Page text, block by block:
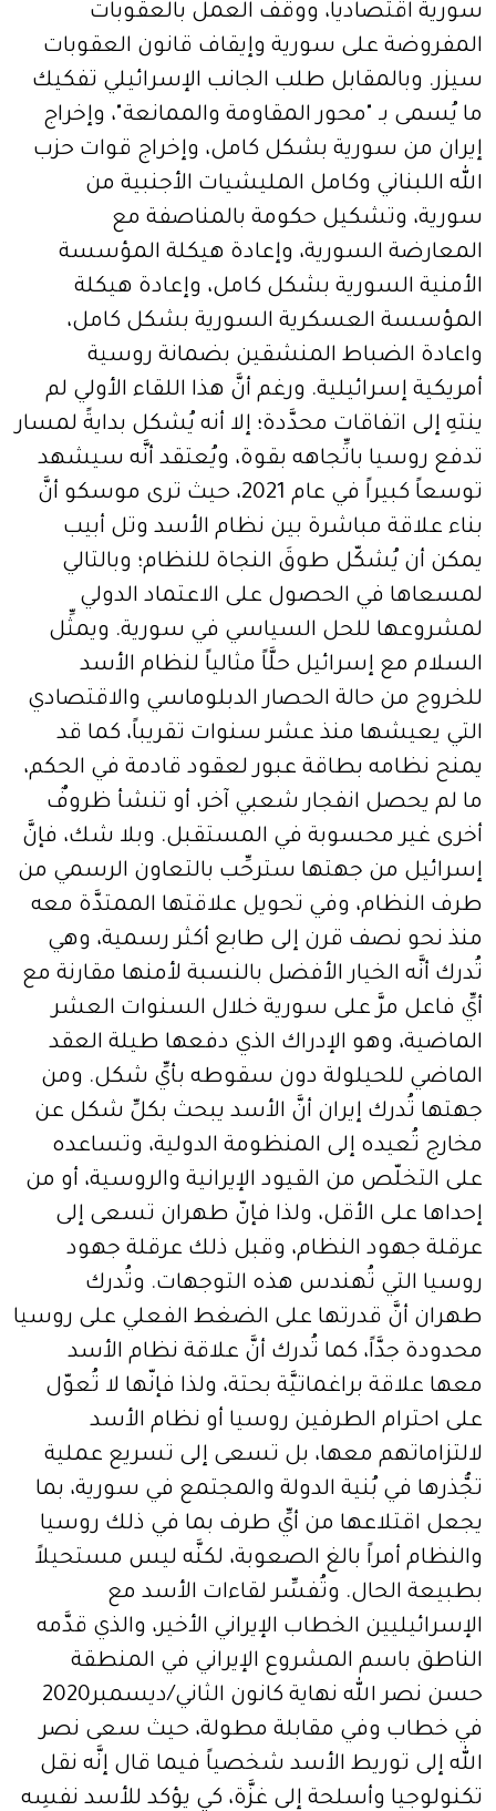
سورية اقتصادياً، ووقف العمل بالعقوبات
المفروضة على سورية وإيقاف قانون العقوبات
سيزر. وبالمقابل طلب الجانب الإسرائيلي تفكيك
ما يُسمى بـ "محور المقاومة والممانعة"، وإخراج
إيران من سورية بشكل كامل، وإخراج قوات حزب
الله اللبناني وكامل المليشيات الأجنبية من
سورية، وتشكيل حكومة بالمناصفة مع
المعارضة السورية، وإعادة هيكلة المؤسسة
الأمنية السورية بشكل كامل، وإعادة هيكلة
المؤسسة العسكرية السورية بشكل كامل،
واعادة الضباط المنشقين بضمانة روسية
أمريكية إسرائيلية. ورغم أنَّ هذا اللقاء الأولي لم
ينتهِ إلى اتفاقات محدَّدة؛ إلا أنه يُشكل بدايةً لمسار
تدفع روسيا باتِّجاهه بقوة، ويُعتقد أنَّه سيشهد
توسعاً كبيراً في عام 2021، حيث ترى موسكو أنَّ
بناء علاقة مباشرة بين نظام الأسد وتل أبيب
يمكن أن يُشكّل طوقَ النجاة للنظام؛ وبالتالي
لمسعاها في الحصول على الاعتماد الدولي
لمشروعها للحل السياسي في سورية. ويمثِّل
السلام مع إسرائيل حلَّاً مثالياً لنظام الأسد
للخروج من حالة الحصار الدبلوماسي والاقتصادي
التي يعيشها منذ عشر سنوات تقريباً، كما قد
يمنح نظامه بطاقة عبور لعقود قادمة في الحكم،
ما لم يحصل انفجار شعبي آخر، أو تنشأ ظروفٌ
أخرى غير محسوبة في المستقبل. وبلا شك، فإنَّ
إسرائيل من جهتها سترحِّب بالتعاون الرسمي من
طرف النظام، وفي تحويل علاقتها الممتدَّة معه
منذ نحو نصف قرن إلى طابع أكثر رسمية، وهي
تُدرك أنَّه الخيار الأفضل بالنسبة لأمنها مقارنة مع
أيِّ فاعل مرَّ على سورية خلال السنوات العشر
الماضية، وهو الإدراك الذي دفعها طيلة العقد
الماضي للحيلولة دون سقوطه بأيِّ شكل. ومن
جهتها تُدرك إيران أنَّ الأسد يبحث بكلِّ شكل عن
مخارج تُعيده إلى المنظومة الدولية، وتساعده
على التخلّص من القيود الإيرانية والروسية، أو من
إحداها على الأقل، ولذا فإنّ طهران تسعى إلى
عرقلة جهود النظام، وقبل ذلك عرقلة جهود
روسيا التي تُهندس هذه التوجهات. وتُدرك
طهران أنَّ قدرتها على الضغط الفعلي على روسيا
محدودة جدَّاً، كما تُدرك أنَّ علاقة نظام الأسد
معها علاقة براغماتيَّة بحتة، ولذا فإنّها لا تُعوّل
على احترام الطرفين روسيا أو نظام الأسد
لالتزاماتهم معها، بل تسعى إلى تسريع عملية
تجُّذرها في بُنية الدولة والمجتمع في سورية، بما
يجعل اقتلاعها من أيِّ طرف بما في ذلك روسيا
والنظام أمراً بالغ الصعوبة، لكنَّه ليس مستحيلاً
بطبيعة الحال. وتُفسِّر لقاءات الأسد مع
الإسرائيليين الخطاب الإيراني الأخير، والذي قدَّمه
الناطق باسم المشروع الإيراني في المنطقة
حسن نصر الله نهاية كانون الثاني/ديسمبر2020
في خطاب وفي مقابلة مطولة، حيث سعى نصر
الله إلى توريط الأسد شخصياً فيما قال إنَّه نقل
تكنولوجيا وأسلحة إلى غزَّة، كي يؤكد للأسد نفسِه